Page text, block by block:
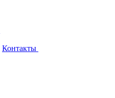
Контакты